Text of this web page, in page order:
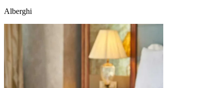
Alberghi